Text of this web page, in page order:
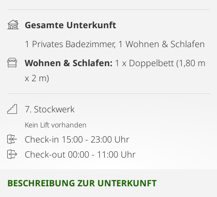
Gesamte Unterkunft
1 Privates Badezimmer, 1 Wohnen & Schlafen
Wohnen & Schlafen: 1 x Doppelbett (1,80 m
x 2 m)
7. Stockwerk
Kein Lift vorhanden
Check-in 15:00 - 23:00 Uhr
Check-out 00:00 - 11:00 Uhr
BESCHREIBUNG ZUR UNTERKUNFT